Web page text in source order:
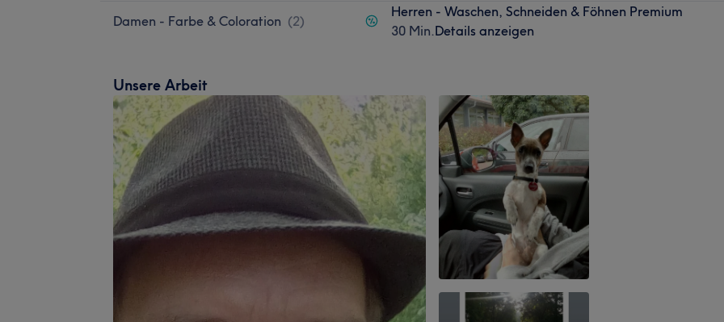
Damen - Farbe & Coloration (2)
Herren - Waschen, Schneiden & Föhnen Premium
30 Min.Details anzeigen
Unsere Arbeit